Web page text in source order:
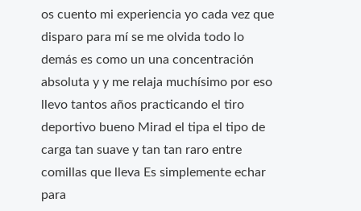
os cuento mi experiencia yo cada vez que
disparo para mí se me olvida todo lo
demás es como un una concentración
absoluta y y me relaja muchísimo por eso
llevo tantos años practicando el tiro
deportivo bueno Mirad el tipa el tipo de
carga tan suave y tan tan raro entre
comillas que lleva Es simplemente echar
para